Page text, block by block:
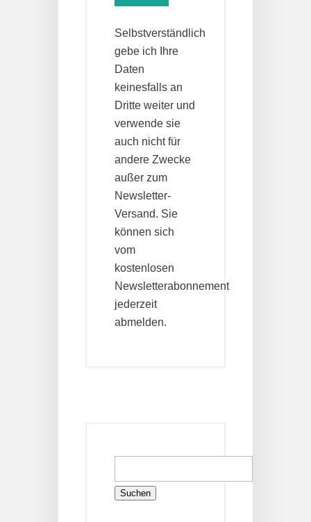
Selbstverständlich
gebe ich Ihre
Daten
keinesfalls an
Dritte weiter und
verwende sie
auch nicht für
andere Zwecke
außer zum
Newsletter-
Versand. Sie
können sich
vom
kostenlosen
Newsletterabonnement
jederzeit
abmelden.
Suchen